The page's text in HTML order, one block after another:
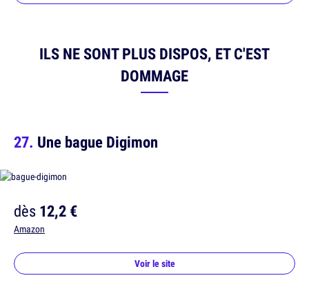
ILS NE SONT PLUS DISPOS, ET C'EST
DOMMAGE
Une bague Digimon
dès12,2 €
Amazon
Voir le site